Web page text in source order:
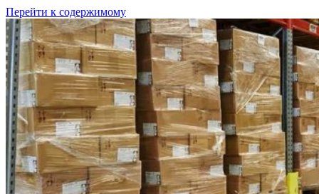
Перейти к содержимому